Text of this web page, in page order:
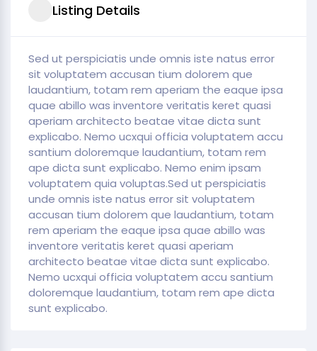
Listing Details
Sed ut perspiciatis unde omnis iste natus error
sit voluptatem accusan tium dolorem que
laudantium, totam rem aperiam the eaque ipsa
quae abillo was inventore veritatis keret quasi
aperiam architecto beatae vitae dicta sunt
explicabo. Nemo ucxqui officia voluptatem accu
santium doloremque laudantium, totam rem
ape dicta sunt explicabo. Nemo enim ipsam
voluptatem quia voluptas.Sed ut perspiciatis
unde omnis iste natus error sit voluptatem
accusan tium dolorem que laudantium, totam
rem aperiam the eaque ipsa quae abillo was
inventore veritatis keret quasi aperiam
architecto beatae vitae dicta sunt explicabo.
Nemo ucxqui officia voluptatem accu santium
doloremque laudantium, totam rem ape dicta
sunt explicabo.